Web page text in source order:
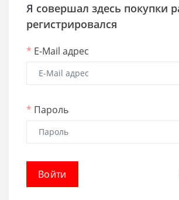
Я совершал здесь покупки
регистрировался
* E-Mail адрес
* Пароль